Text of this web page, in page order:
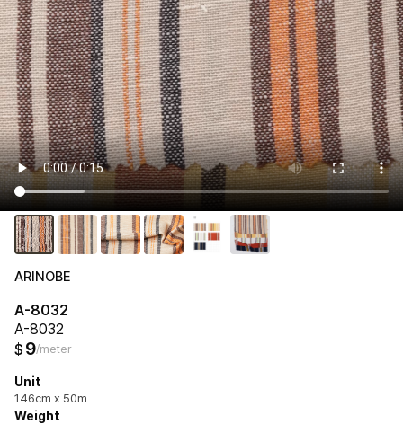
ARINOBE
A-8032
A-8032
$ 9/meter
Unit
146cm x 50m
Weight